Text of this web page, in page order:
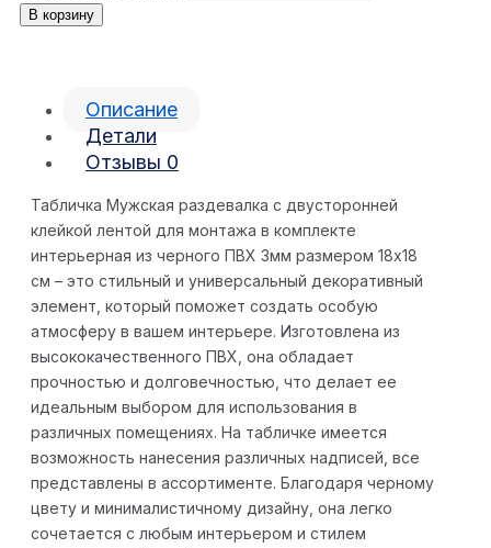
В корзину
Описание
Детали
Отзывы 0
Табличка Мужская раздевалка с двусторонней
клейкой лентой для монтажа в комплекте
интерьерная из черного ПВХ 3мм размером 18х18
см – это стильный и универсальный декоративный
элемент, который поможет создать особую
атмосферу в вашем интерьере. Изготовлена из
высококачественного ПВХ, она обладает
прочностью и долговечностью, что делает ее
идеальным выбором для использования в
различных помещениях. На табличке имеется
возможность нанесения различных надписей, все
представлены в ассортименте. Благодаря черному
цвету и минималистичному дизайну, она легко
сочетается с любым интерьером и стилем